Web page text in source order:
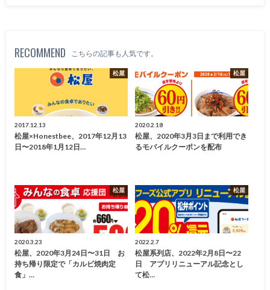
RECOMMEND こちらの記事も人気です。
松屋
2017.12.13
松屋×honestbee、2017年12月13
日〜2018年1月12日…
松屋
2020.2.18
松屋、2020年3月3日まで利用でき
るモバイルクーポンを配布
松屋
2020.3.23
松屋、2020年3月24日〜31日 お
持ち帰り限定で「カルビ焼肉定
食」…
松屋
2022.2.7
松屋系列店、2022年2月8日〜22
日 アプリリニューアル記念とし
て松…